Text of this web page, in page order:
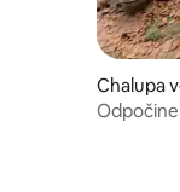
Chalupa
a